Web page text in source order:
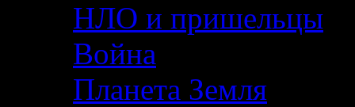
НЛО и пришельцы
Война
Планета Земля